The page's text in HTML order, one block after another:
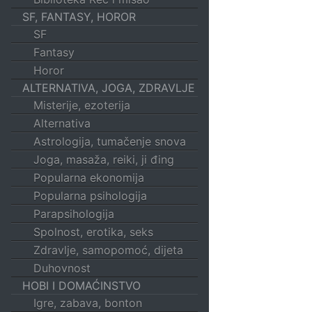
SF, FANTASY, HOROR
SF
Fantasy
Horor
ALTERNATIVA, JOGA, ZDRAVLJE
Misterije, ezoterija
Alternativa
Astrologija, tumačenje snova
Joga, masaža, reiki, ji đing
Popularna ekonomija
Popularna psihologija
Parapsihologija
Spolnost, erotika, seks
Zdravlje, samopomoć, dijeta
Duhovnost
HOBI I DOMAĆINSTVO
Igre, zabava, bonton